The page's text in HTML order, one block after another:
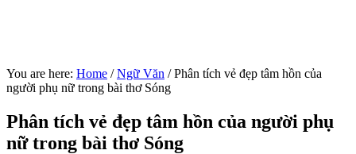
You are here: Home / Ngữ Văn /Phân tích vẻ đẹp tâm hồn của
người phụ nữ trong bài thơ Sóng
Phân tích vẻ đẹp tâm hồn của người phụ
nữ trong bài thơ Sóng